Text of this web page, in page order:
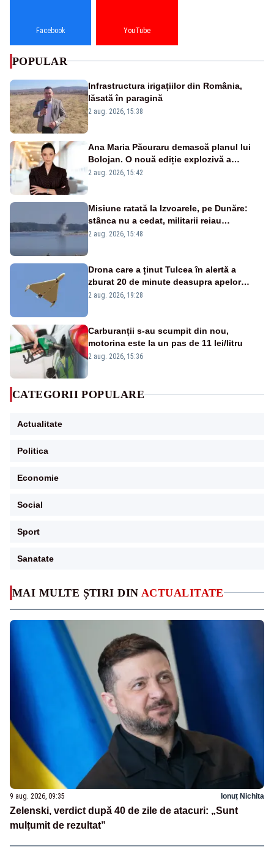
MAI MULTE ȘTIRI DIN ACTUALITATE
9 aug. 2026, 09:35 Ionuț Nichita
Zelenski, verdict după 40 de zile de atacuri: „Sunt
mulțumit de rezultat”
Facebook YouTube
POPULAR
Infrastructura irigațiilor din România,
lăsată în paragină
2 aug. 2026, 15:38
Ana Maria Păcuraru demască planul lui
Bolojan. O nouă ediție explozivă a
emisiunii „Miza Zilei” la Realitatea PLUS
2 aug. 2026, 15:42
Misiune ratată la Izvoarele, pe Dunăre:
stânca nu a cedat, militarii reiau
detonările luni – VIDEO
2 aug. 2026, 15:48
Drona care a ținut Tulcea în alertă a
zburat 20 de minute deasupra apelor
României. Au fost ridicate două F-16
2 aug. 2026, 19:28
Carburanții s-au scumpit din nou,
motorina este la un pas de 11 lei/litru
2 aug. 2026, 15:36
CATEGORII POPULARE
Actualitate
Politica
Economie
Social
Sport
Sanatate